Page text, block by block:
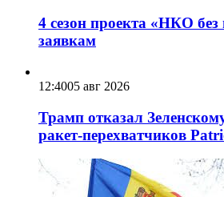
4 сезон проекта «НКО
заявкам
12:4005 авг 2026
Трамп отказал
ракет-перехватчиков